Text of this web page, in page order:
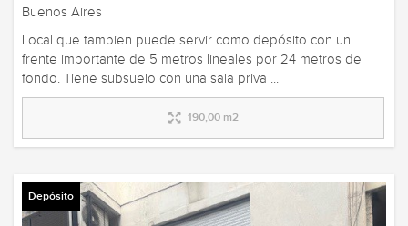
Buenos Aires
Local que tambien puede servir como depósito con un
frente importante de 5 metros lineales por 24 metros de
fondo. Tiene subsuelo con una sala priva ...
190,00 m2
Depósito